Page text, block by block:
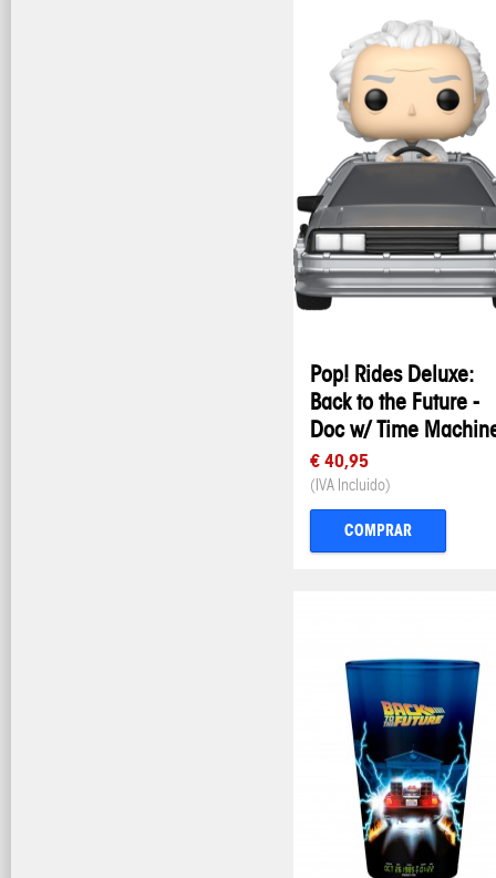
Pop! Rides Deluxe:
Back to the Future -
Doc w/ Time
€ 40,95
(IVA Incluido)
COMPRAR